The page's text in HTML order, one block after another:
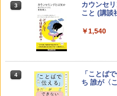
3
カウンセ
こと (講談
￥1,540
4
「ことば
ち 誰が〈